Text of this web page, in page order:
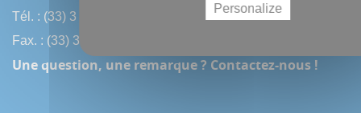
Tél. : (33) 3 22 97 40 40
Fax. : (33) 3 22 97 42 53
Une question, une remarque ? Contactez-nous !
Personalize